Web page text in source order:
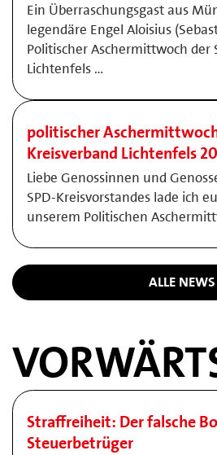
Ein Überraschungsgast aus
legendäre Engel Aloisius
Politischer Aschermittwoch der
Lichtenfels …
politischer
Kreisverband Lichtenfels
Liebe Genossinnen und
SPD-Kreisvorstandes lade ich
unserem Politischen
ALLE NEWS
Straffreiheit: Der falsche
Steuerbetrüger